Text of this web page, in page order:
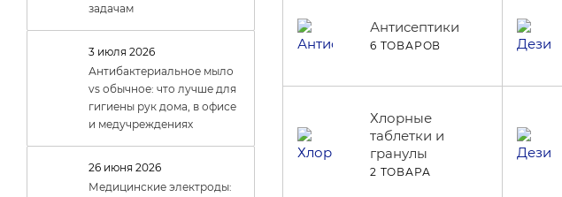
Антисептики
6 ТОВАРОВ
Хлорные
таблетки и
гранулы
2 ТОВАРА
задачам
3 июля 2026
Антибактериальное мыло
vs обычное: что лучше для
гигиены рук дома, в офисе
и медучреждениях
26 июня 2026
Медицинские электроды: